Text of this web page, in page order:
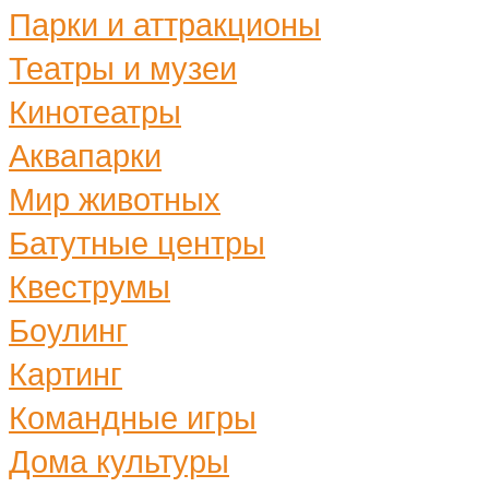
Парки и аттракционы
Театры и музеи
Кинотеатры
Аквапарки
Мир животных
Батутные центры
Квеструмы
Боулинг
Картинг
Командные игры
Дома культуры